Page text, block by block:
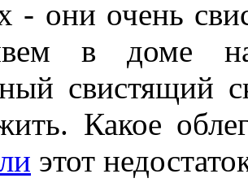
- они очень
в доме
свистящий
Какое
этот